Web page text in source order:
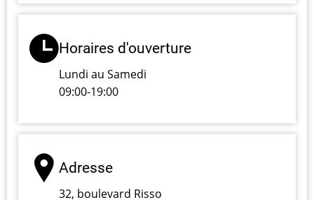
Horaires d'ouverture
Lundi au Samedi
09:00-19:00
Adresse
32, boulevard Risso